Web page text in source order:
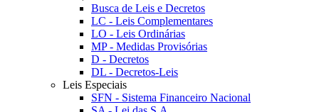
Busca de Leis e Decretos
LC - Leis Complementares
LO - Leis Ordinárias
MP - Medidas Provisórias
D - Decretos
DL - Decretos-Leis
Leis Especiais
SFN - Sistema Financeiro Nacional